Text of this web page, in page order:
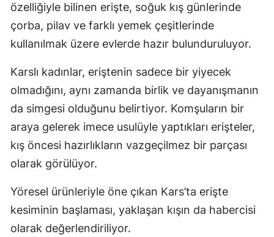
İzmir
Kars
Kayseri
Kırklareli
Kırşehir
Kütahya
özelliğiyle bilinen erişte, soğuk kış günlerinde
çorba, pilav ve farklı yemek çeşitlerinde
kullanılmak üzere evlerde hazır bulunduruluyor.
Karslı kadınlar, eriştenin sadece bir yiyecek
olmadığını, aynı zamanda birlik ve dayanışmanın
da simgesi olduğunu belirtiyor. Komşuların bir
araya gelerek imece usulüyle yaptıkları erişteler,
kış öncesi hazırlıkların vazgeçilmez bir parçası
olarak görülüyor.
Yöresel ürünleriyle öne çıkan Kars’ta erişte
kesiminin başlaması, yaklaşan kışın da habercisi
olarak değerlendiriliyor.